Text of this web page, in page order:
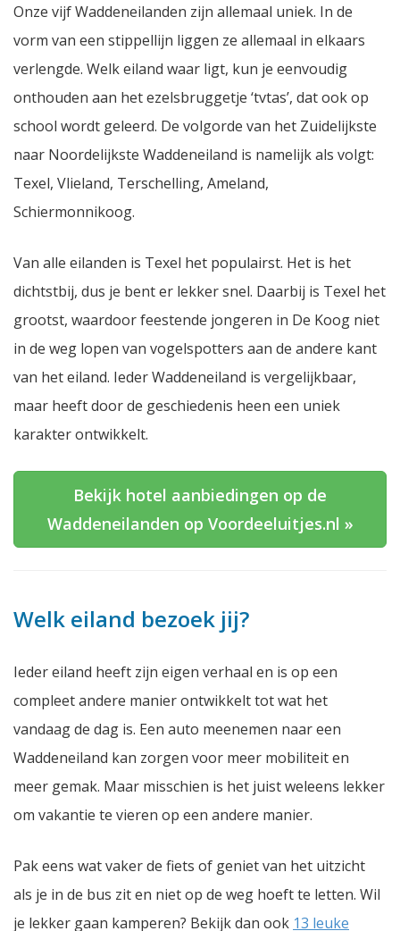
Onze vijf Waddeneilanden zijn allemaal uniek. In de
vorm van een stippellijn liggen ze allemaal in elkaars
verlengde. Welk eiland waar ligt, kun je eenvoudig
onthouden aan het ezelsbruggetje ‘tvtas’, dat ook op
school wordt geleerd. De volgorde van het Zuidelijkste
naar Noordelijkste Waddeneiland is namelijk als volgt:
Texel, Vlieland, Terschelling, Ameland,
Schiermonnikoog.
Van alle eilanden is Texel het populairst. Het is het
dichtstbij, dus je bent er lekker snel. Daarbij is Texel het
grootst, waardoor feestende jongeren in De Koog niet
in de weg lopen van vogelspotters aan de andere kant
van het eiland. Ieder Waddeneiland is vergelijkbaar,
maar heeft door de geschiedenis heen een uniek
karakter ontwikkelt.
Bekijk hotel aanbiedingen op de
Waddeneilanden op Voordeeluitjes.nl »
Welk eiland bezoek jij?
Ieder eiland heeft zijn eigen verhaal en is op een
compleet andere manier ontwikkelt tot wat het
vandaag de dag is. Een auto meenemen naar een
Waddeneiland kan zorgen voor meer mobiliteit en
meer gemak. Maar misschien is het juist weleens lekker
om vakantie te vieren op een andere manier.
Pak eens wat vaker de fiets of geniet van het uitzicht
als je in de bus zit en niet op de weg hoeft te letten. Wil
je lekker gaan kamperen? Bekijk dan ook 13 leuke